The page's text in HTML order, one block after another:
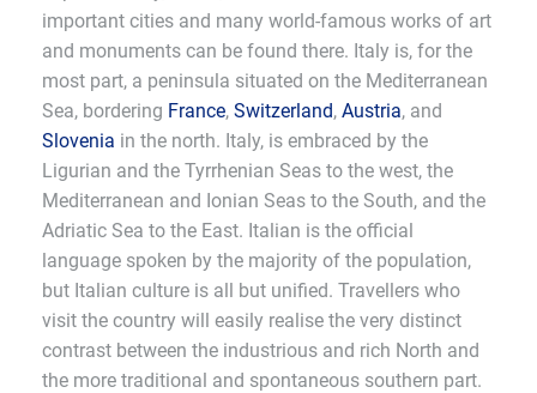
important cities and many world-famous works of art
and monuments can be found there. Italy is, for the
most part, a peninsula situated on the Mediterranean
Sea, bordering France, Switzerland, Austria, and
Slovenia in the north. Italy, is embraced by the
Ligurian and the Tyrrhenian Seas to the west, the
Mediterranean and Ionian Seas to the South, and the
Adriatic Sea to the East. Italian is the official
language spoken by the majority of the population,
but Italian culture is all but unified. Travellers who
visit the country will easily realise the very distinct
contrast between the industrious and rich North and
the more traditional and spontaneous southern part.